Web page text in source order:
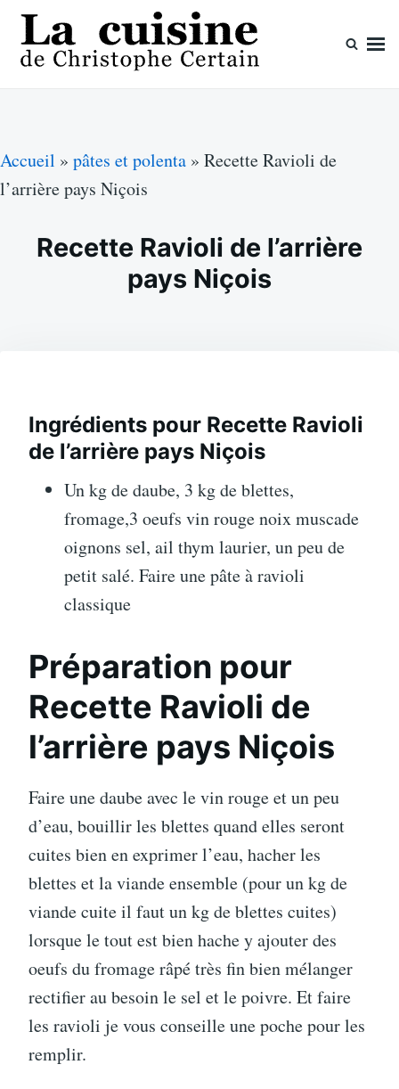
Skip
content
Search
for:
Accueil » pâtes et polenta » Recette Ravioli de
l’arrière pays Niçois
Recette Ravioli de l’arrière
pays Niçois
Ingrédients pour Recette Ravioli
de l’arrière pays Niçois
Un kg de daube, 3 kg de blettes,
fromage,3 oeufs vin rouge noix muscade
oignons sel, ail thym laurier, un peu de
petit salé. Faire une pâte à ravioli
classique
Préparation pour
Recette Ravioli de
l’arrière pays Niçois
Faire une daube avec le vin rouge et un peu
d’eau, bouillir les blettes quand elles seront
cuites bien en exprimer l’eau, hacher les
blettes et la viande ensemble (pour un kg de
viande cuite il faut un kg de blettes cuites)
lorsque le tout est bien hache y ajouter des
oeufs du fromage râpé très fin bien mélanger
rectifier au besoin le sel et le poivre. Et faire
les ravioli je vous conseille une poche pour les
remplir.